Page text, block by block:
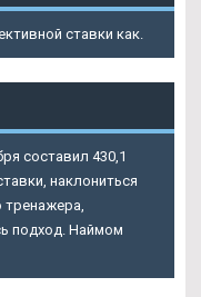
ставки как.
составил 430,1
наклониться
тренажера,
подход. Наймом